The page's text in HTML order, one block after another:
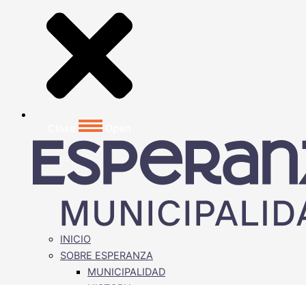
INICIO
SOBRE ESPERANZA
MUNICIPALIDAD